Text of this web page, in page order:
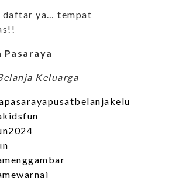
daftar ya… tempat
Keluarga